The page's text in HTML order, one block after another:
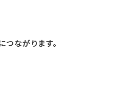
ながります。